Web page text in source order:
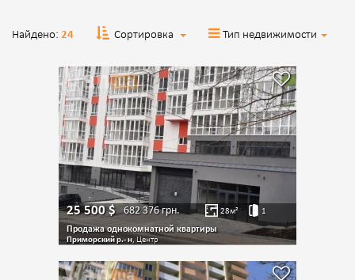
Найдено: 24 Сортировка Тип недвижимости
25 500$ 682 376грн. 28м² 1
Продажа однокомнатной квартиры
Приморский р.- н, Центр